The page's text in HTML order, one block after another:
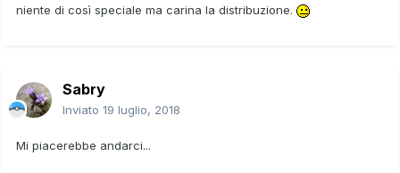
niente di così speciale ma carina la distribuzione.
Sabry
Inviato 19 luglio, 2018
Mi piacerebbe andarci...